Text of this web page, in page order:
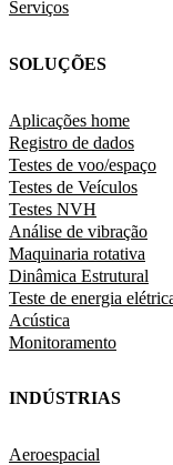
Serviços
SOLUÇÕES
Aplicações home
Registro de dados
Testes de voo/espaço
Testes de Veículos
Testes NVH
Análise de vibração
Maquinaria rotativa
Dinâmica Estrutural
Teste de energia
Acústica
Monitoramento
INDÚSTRIAS
Aeroespacial